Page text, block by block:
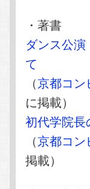
・著書
ダンス公
て
（京都コ
に掲載）
初代学院長
（京都コ
掲載）